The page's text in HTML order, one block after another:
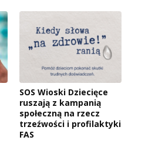
SOS Wioski Dziecięce
ruszają z kampanią
społeczną na rzecz
trzeźwości i profilaktyki
FAS